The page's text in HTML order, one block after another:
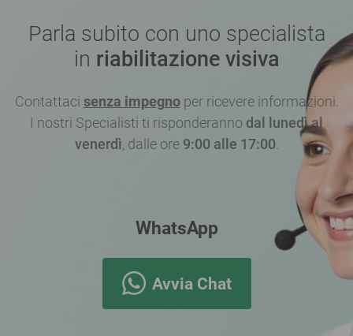
Parla subito con uno specialista
in riabilitazione visiva
Contattaci senza impegnoper ricevere informazioni.
I nostri Specialisti ti risponderanno dal lunedì al
venerdì, dalle ore 9:00 alle 17:00
WhatsApp
Avvia Chat